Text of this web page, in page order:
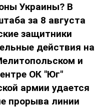
Украины? В
за 8 августа
защитники
действия на
и
ОК "Юг"
армии удается
прорыва линии